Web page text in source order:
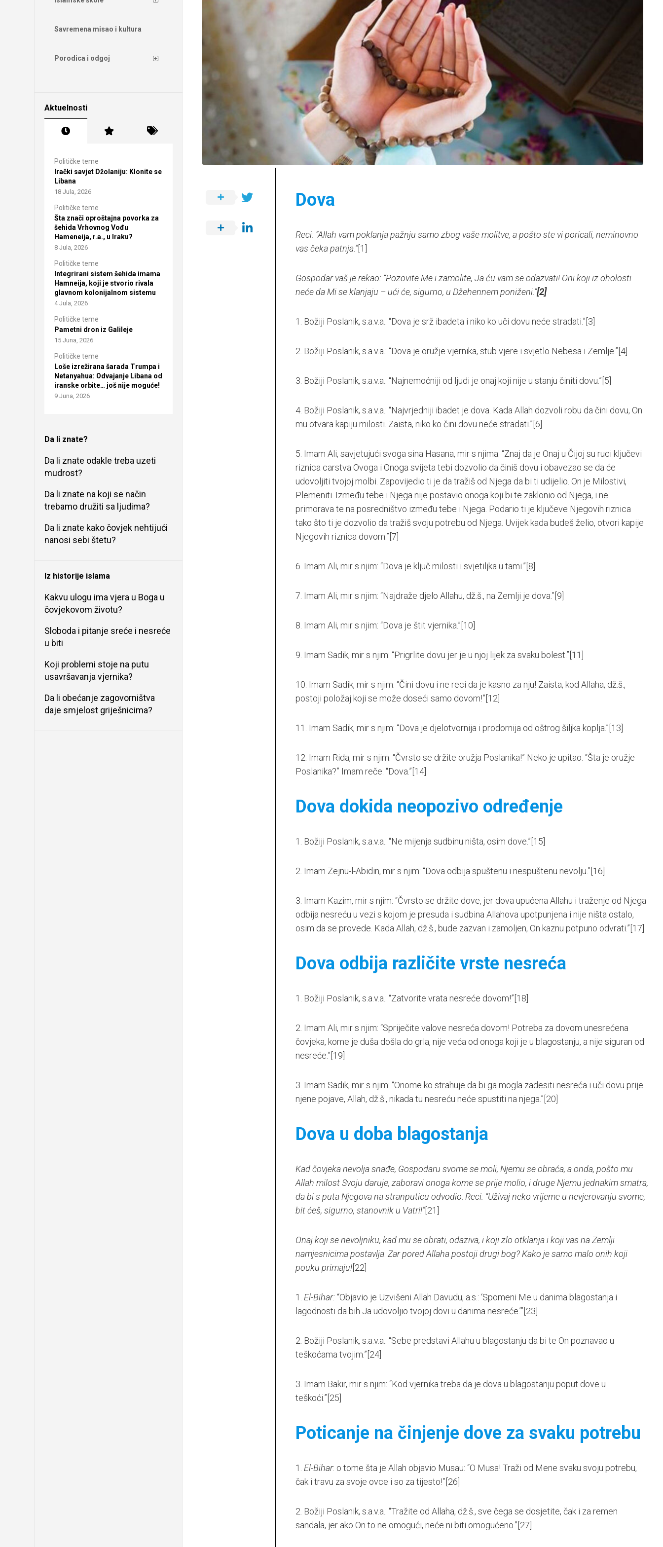
ibadetska
djela
Dova
Reci: “Allah vam poklanja pažnju samo zbog vaše molitve, a pošto ste vi poricali, neminovno
vas čeka patnja”[1]
Gospodar vaš je rekao: “Pozovite Me i zamolite, Ja ću vam se odazvati! Oni koji iz oholosti
neće da Mi se klanjaju – ući će, sigurno, u Džehennem poniženi”[2]
1. Božiji Poslanik, s.a.v.a.: “Dova je srž ibadeta i niko ko uči dovu neće stradati.” [3]
2. Božiji Poslanik, s.a.v.a.: “Dova je oružje vjernika, stub vjere i svjetlo Nebesa i Zemlje.” [4]
3. Božiji Poslanik, s.a.v.a.: “Najnemoćniji od ljudi je onaj koji nije u stanju činiti dovu.” [5]
4. Božiji Poslanik, s.a.v.a.: “Najvrjedniji ibadet je dova. Kada Allah dozvoli robu da čini dovu, On
mu otvara kapiju milosti. Zaista, niko ko čini dovu neće stradati.” [6]
5. Imam Ali, savjetujući svoga sina Hasana, mir s njima: “Znaj da je Onaj u Čijoj su ruci ključevi
riznica carstva Ovoga i Onoga svijeta tebi dozvolio da činiš dovu i obavezao se da će
udovoljiti tvojoj molbi. Zapovijedio ti je da tražiš od Njega da bi ti udijelio. On je Milostivi,
Plemeniti. Između tebe i Njega nije postavio onoga koji bi te zaklonio od Njega, i ne
primorava te na posredništvo između tebe i Njega. Podario ti je ključeve Njegovih riznica
tako što ti je dozvolio da tražiš svoju potrebu od Njega. Uvijek kada budeš želio, otvori kapije
Njegovih riznica dovom.” [7]
6. Imam Ali, mir s njim: “Dova je ključ milosti i svjetiljka u tami.” [8]
7. Imam Ali, mir s njim: “Najdraže djelo Allahu, dž.š., na Zemlji je dova.” [9]
8. Imam Ali, mir s njim: “Dova je štit vjernika.” [10]
9. Imam Sadik, mir s njim: “Prigrlite dovu jer je u njoj lijek za svaku bolest.” [11]
10. Imam Sadik, mir s njim: “Čini dovu i ne reci da je kasno za nju! Zaista, kod Allaha, dž.š.,
postoji položaj koji se može doseći samo dovom!” [12]
11. Imam Sadik, mir s njim: “Dova je djelotvornija i prodornija od oštrog šiljka koplja.” [13]
12. Imam Rida, mir s njim: “Čvrsto se držite oružja Poslanika!” Neko je upitao: “Šta je oružje
Poslanika?” Imam reče: “Dova.” [14]
Dova dokida neopozivo određenje
1. Božiji Poslanik, s.a.v.a.: “Ne mijenja sudbinu ništa, osim dove.” [15]
2. Imam Zejnu-l-Abidin, mir s njim: “Dova odbija spuštenu i nespuštenu nevolju.” [16]
3. Imam Kazim, mir s njim: “Čvrsto se držite dove, jer dova upućena Allahu i traženje od Njega
odbija nesreću u vezi s kojom je presuda i sudbina Allahova upotpunjena i nije ništa ostalo,
osim da se provede. Kada Allah, dž.š., bude zazvan i zamoljen, On kaznu potpuno odvrati.” [17]
Dova odbija različite vrste nesreća
1. Božiji Poslanik, s.a.v.a.: “Zatvorite vrata nesreće dovom!” [18]
2. Imam Ali, mir s njim: “Spriječite valove nesreća dovom! Potreba za dovom unesrećena
čovjeka, kome je duša došla do grla, nije veća od onoga koji je u blagostanju, a nije siguran od
nesreće.” [19]
3. Imam Sadik, mir s njim: “Onome ko strahuje da bi ga mogla zadesiti nesreća i uči dovu prije
njene pojave, Allah, dž.š., nikada tu nesreću neće spustiti na njega.” [20]
Dova u doba blagostanja
Kad čovjeka nevolja snađe, Gospodaru svome se moli, Njemu se obraća, a onda, pošto mu
Allah milost Svoju daruje, zaboravi onoga kome se prije molio, i druge Njemu jednakim smatra,
da bi s puta Njegova na stranputicu odvodio Reci: “Uživaj neko vrijeme u nevjerovanju svome,
bit ćeš, sigurno, stanovnik u Vatri!”[21]
Onaj koji se nevoljniku, kad mu se obrati, odaziva, i koji zlo otklanja i koji vas na Zemlji
namjesnicima postavlja .Zar pored Allaha postoji drugi bog? Kako je samo malo onih koji
pouku primaju! [22]
1. El-Bihar: “Objavio je Uzvišeni Allah Davudu, a.s.: ‘Spomeni Me u danima blagostanja i
lagodnosti da bih Ja udovoljio tvojoj dovi u danima nesreće.’” [23]
2. Božiji Poslanik, s.a.v.a.: “Sebe predstavi Allahu u blagostanju da bi te On poznavao u
teškoćama tvojim.” [24]
3. Imam Bakir, mir s njim: “Kod vjernika treba da je dova u blagostanju poput dove u
teškoći.” [25]
Poticanje na činjenje dove za svaku potrebu
1. El-Bihar: o tome šta je Allah objavio Musau: “O Musa! Traži od Mene svaku svoju potrebu,
čak i travu za svoje ovce i so za tijesto!” [26]
2. Božiji Poslanik, s.a.v.a.: “Tražite od Allaha, dž.š., sve čega se dosjetite, čak i za remen
sandala, jer ako On to ne omogući, neće ni biti omogućeno.” [27]
Savremena misao i kultura
Porodica i odgoj
Aktuelnosti
Političke teme
Irački savjet Džolaniju: Klonite se
Libana
18 Jula, 2026
Političke teme
Šta znači oproštajna povorka za
šehida Vrhovnog Vođu
Hameneija, r.a., u Iraku?
8 Jula, 2026
Političke teme
Integrirani sistem šehida imama
Hamneija, koji je stvorio rivala
glavnom kolonijalnom sistemu
4 Jula, 2026
Političke teme
Pametni dron iz Galileje
15 Juna, 2026
Političke teme
Loše izrežirana šarada Trumpa i
Netanyahua: Odvajanje Libana od
iranske orbite… još nije moguće!
9 Juna, 2026
Da li znate?
Da li znate odakle treba uzeti
mudrost?
Da li znate na koji se način
trebamo družiti sa ljudima?
Da li znate kako čovjek nehtijući
nanosi sebi štetu?
Iz historije islama
Kakvu ulogu ima vjera u Boga u
čovjekovom životu?
Sloboda i pitanje sreće i nesreće
u biti
Koji problemi stoje na putu
usavršavanja vjernika?
Da li obećanje zagovorništva
daje smjelost griješnicima?